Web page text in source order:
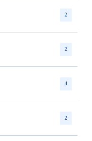
2
2
4
2